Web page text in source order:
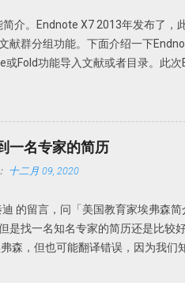
制 X64 文件夹内的文件。 下载地
s/1jJyUD18 密码: a1un
介。Endnote X7 2013年发布了，
献群分组功能。下面介绍一下
或Fold功能导入文献或者目录。此
PDF Handling，选择Enable
有新文献存入，Endnote X7 就可
，如摘要或者页码等等。此时需要
Options 以前通过File-
这样做的坏外有很多，因为很多下
X7升级更新了可以自动重命名功
Edit-Preferences-PDF Handling
导入的文献就会均以作者+发表年
一名专家的简历
十二月 09, 2020
迪 的留言，问「美国教育家埃弗森
是找一名知名专家的简历还是比较
森，但也可能翻译错误，因为我们